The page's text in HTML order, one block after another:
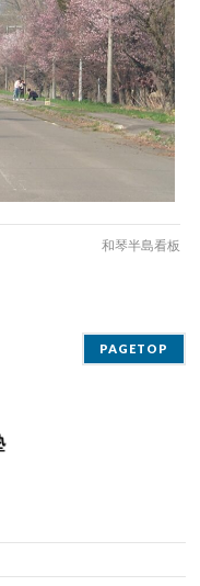
和琴半島看板
PAGETOP